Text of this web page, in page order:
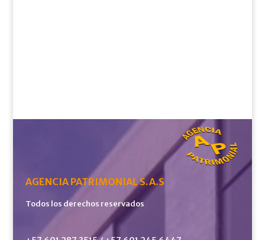
AGENCIA PATRIMONIAL S.A.S
Todos los derechos reservados